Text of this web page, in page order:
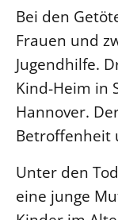
Bei den
Frauen und
Jugendhilfe.
Kind-Heim in
Hannover.
Betroffenheit
Unter den
eine junge